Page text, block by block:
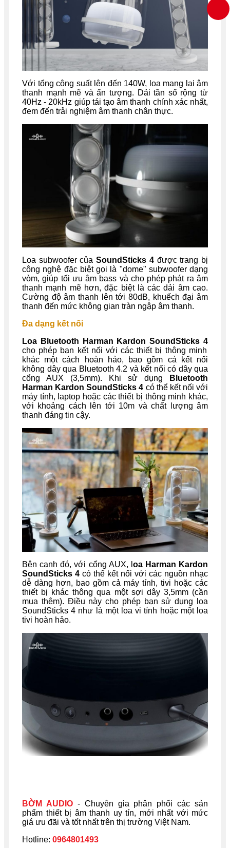
Với tổng công suất lên đến 140W, loa mang lại âm
thanh mạnh mẽ và ấn tượng. Dải tần số rộng từ
40Hz - 20kHz giúp tái tạo âm thanh chính xác nhất,
đem đến trải nghiệm âm thanh chân thực.
Loa subwoofer củaSoundSticks 4được trang bị
công nghệ đặc biệt gọi là "dome" subwoofer dạng
vòm, giúp tối ưu âm bass và cho phép phát ra âm
thanh mạnh mẽ hơn, đặc biệt là các dải âm cao.
Cường độ âm thanh lên tới 80dB, khuếch đại âm
thanh đến mức không gian tràn ngập âm thanh.
Đa dạng kết nối
Loa Bluetooth Harman Kardon SoundSticks 4
cho phép bạn kết nối với các thiết bị thông minh
khác một cách hoàn hảo, bao gồm cả kết nối
không dây qua Bluetooth 4.2 và kết nối có dây qua
cổng AUX (3,5mm). Khi sử dụng
Bluetooth
Harman Kardon SoundSticks 4 có thể kết nối với
máy tính, laptop hoặc các thiết bị thông minh khác,
với khoảng cách lên tới 10m và chất lượng âm
thanh đáng tin cậy.
Bên cạnh đó, với cổng AUX, l oa Harman Kardon
SoundSticks 4 có thể kết nối với các nguồn nhạc
dễ dàng hơn, bao gồm cả máy tính, tivi hoặc các
thiết bị khác thông qua một sợi dây 3,5mm (cần
mua thêm). Điều này cho phép bạn sử dụng loa
SoundSticks 4 như là một loa vi tính hoặc một loa
tivi hoàn hảo.
BỜM AUDIO- Chuyên gia phân phối các sản
phẩm thiết bị âm thanh uy tín, mới nhất với mức
giá ưu đãi và tốt nhất trên thị trường Việt Nam.
Hotline: 0964801493